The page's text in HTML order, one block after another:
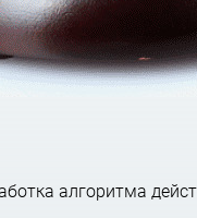
алгоритма